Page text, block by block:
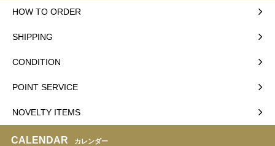
HOW TO ORDER
SHIPPING
CONDITION
POINT SERVICE
NOVELTY ITEMS
CALENDAR カレンダー